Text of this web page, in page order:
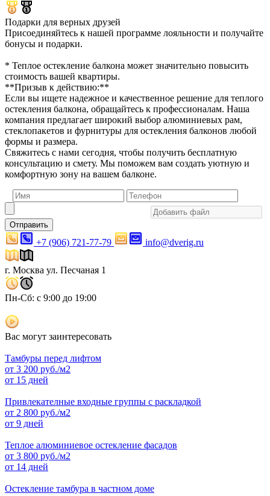
Подарки для верных друзей
Присоединяйтесь к нашей программе лояльности и получайте
бонусы и подарки.
* Теплое остекление балкона может значительно повысить
стоимость вашей квартиры.
**Призыв к действию:**
Если вы ищете надежное и качественное решение для теплого
остекления балкона, обращайтесь к профессионалам. Наша
компания предлагает широкий выбор алюминиевых рам,
стеклопакетов и фурнитуры для остекления балконов любой
формы и размера.
Свяжитесь с нами сегодня, чтобы получить бесплатную
консультацию и смету. Мы поможем вам создать уютную и
комфортную зону на вашем балконе.
Отправить
+7 (906) 721-77-79 info@dverig.ru
г. Москва ул. Песчаная 1
Пн-Сб: с 9:00 до 19:00
Вас могут заинтересовать
Тамбуры перед лифтом
от 3 200 руб./м2
от 15 дней
Привлекателные входные группы с раскладкой
от 2 800 руб./м2
от 9 дней
Теплое алюминиевое остекление фасадов
от 3 800 руб./м2
от 14 дней
Остекление тамбура в частном доме